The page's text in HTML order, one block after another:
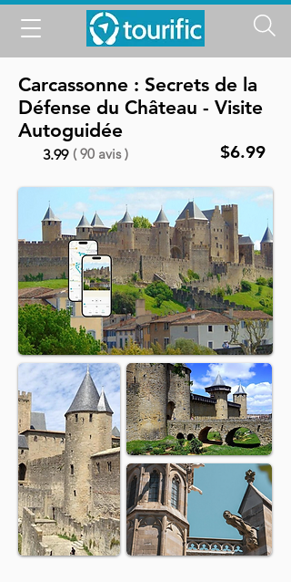
Carcassonne : Secrets de la
Défense du Château - Visite
Autoguidée
3.99 ( 90 avis ) $6.99